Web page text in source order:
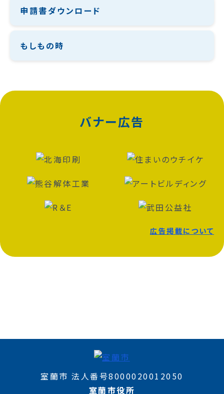
申請書ダウンロード
もしもの時
バナー広告
広告掲載について
室蘭市 法人番号8000020012050
室蘭市役所